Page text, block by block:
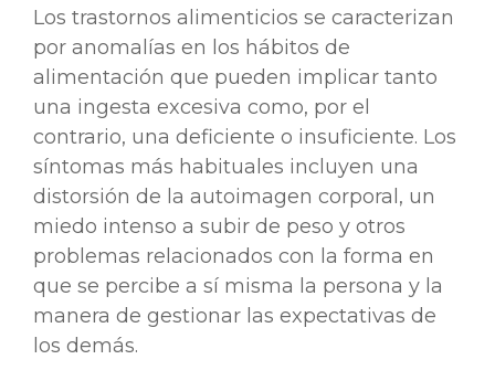
Los trastornos alimenticios se caracterizan
por anomalías en los hábitos de
alimentación que pueden implicar tanto
una ingesta excesiva como, por el
contrario, una deficiente o insuficiente. Los
síntomas más habituales incluyen una
distorsión de la autoimagen corporal, un
miedo intenso a subir de peso y otros
problemas relacionados con la forma en
que se percibe a sí misma la persona y la
manera de gestionar las expectativas de
los demás.